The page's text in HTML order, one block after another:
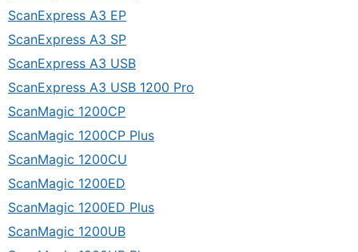
ScanExpress A3 EP
ScanExpress A3 SP
ScanExpress A3 USB
ScanExpress A3 USB 1200 Pro
ScanMagic 1200CP
ScanMagic 1200CP Plus
ScanMagic 1200CU
ScanMagic 1200ED
ScanMagic 1200ED Plus
ScanMagic 1200UB